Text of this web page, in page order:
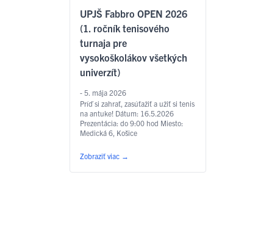
PLÁVANIE Na plavárni
Materiálovotechnologickej fakulty
STU …Čítať ďalej
UPJŠ Fabbro OPEN 2026
(1. ročník tenisového
turnaja pre
vysokoškolákov všetkých
univerzít)
- 5. mája 2026
Príď si zahrať, zasúťažiť a užiť si tenis
na antuke! Dátum: 16.5.2026
Prezentácia: do 9:00 hod Miesto:
Medická 6, Košice
Zobraziť viac →